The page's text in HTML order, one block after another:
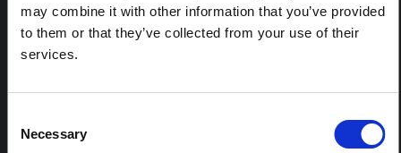
may combine it with other information that you’ve provided
to them or that they’ve collected from your use of their
services.
Selection
Necessary
HAL Sciences ouvertes
2026
ARTICLE
Cette note fournit un contexte sur la province de l'Ituri,
actuellement touchée par une épidémie d'Ebola